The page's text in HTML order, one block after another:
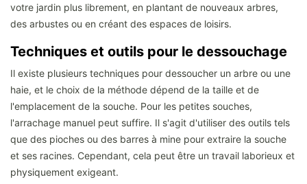
votre jardin plus librement, en plantant de nouveaux arbres,
des arbustes ou en créant des espaces de loisirs.
Techniques et outils pour le dessouchage
Il existe plusieurs techniques pour dessoucher un arbre ou une
haie, et le choix de la méthode dépend de la taille et de
l'emplacement de la souche. Pour les petites souches,
l'arrachage manuel peut suffire. Il s'agit d'utiliser des outils tels
que des pioches ou des barres à mine pour extraire la souche
et ses racines. Cependant, cela peut être un travail laborieux et
physiquement exigeant.